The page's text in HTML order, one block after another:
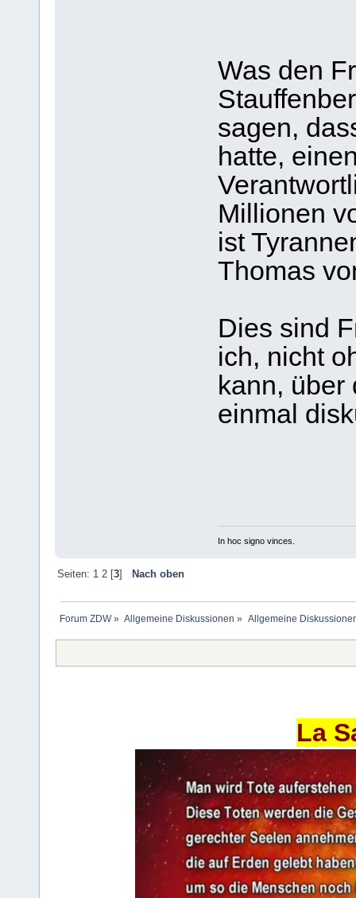
Was den
sagen,
hatte,
Millionen
ist
Thomas
Dies sind
ich, nicht
kann,
einmal
In hoc signo vinces.
Seiten: 1 2[3] Nach oben
Forum ZDW» Allgemeine Diskussionen » Allgemeine
La